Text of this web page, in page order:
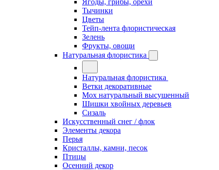
Ягоды, грибы, орехи
Тычинки
Цветы
Тейп-лента флористическая
Зелень
Фрукты, овощи
Натуральная флористика
Натуральная флористика
Ветки декоративные
Мох натуральный высушенный
Шишки хвойных деревьев
Сизаль
Искусственный снег / флок
Элементы декора
Перья
Кристаллы, камни, песок
Птицы
Осенний декор